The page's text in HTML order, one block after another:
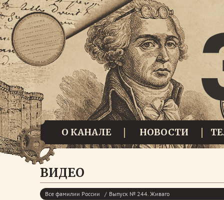
О КАНАЛЕ НОВОСТИ
ВИДЕО
Все фамилии России Выпуск № 244. Живаго